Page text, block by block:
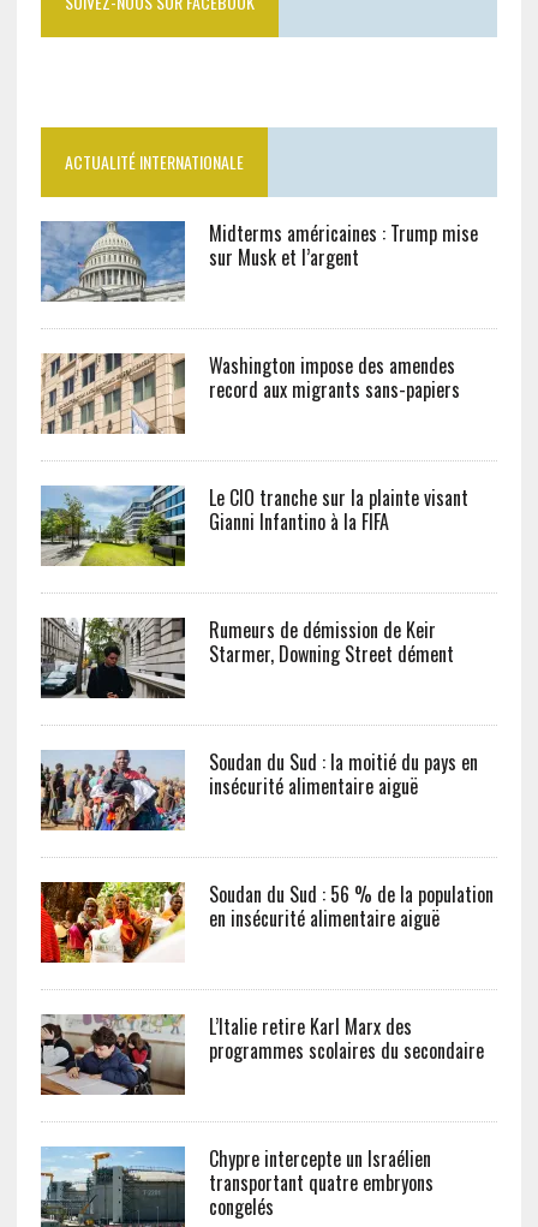
ACTUALITÉ INTERNATIONALE
Midterms américaines : Trump mise
sur Musk et l’argent
Washington impose des amendes
record aux migrants sans-papiers
Le CIO tranche sur la plainte visant
Gianni Infantino à la FIFA
Rumeurs de démission de Keir
Starmer, Downing Street dément
Soudan du Sud : la moitié du pays en
insécurité alimentaire aiguë
Soudan du Sud : 56 % de la population
en insécurité alimentaire aiguë
L’Italie retire Karl Marx des
programmes scolaires du secondaire
Chypre intercepte un Israélien
transportant quatre embryons
congelés